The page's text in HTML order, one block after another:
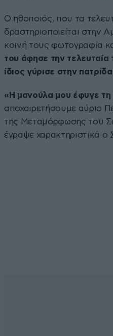
Ο ηθοποιός, που τα
δραστηριοποιείται στην
κοινή τους φωτογραφία
του άφησε την
ίδιος γύρισε στην
«Η μανούλα μου έφυγε
αποχαιρετήσουμε αύριο
της Μεταμόρφωσης του
έγραψε χαρακτηριστικά